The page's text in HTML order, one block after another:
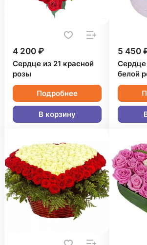
4 200 ₽
Сердце из 21 красной
розы
Подробнее
В корзину
5 450
Сердце
белой